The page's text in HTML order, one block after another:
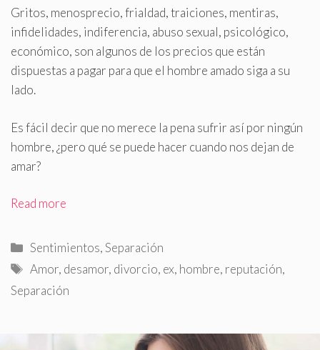
Gritos, menosprecio, frialdad, traiciones, mentiras,
infidelidades, indiferencia, abuso sexual, psicológico,
económico, son algunos de los precios que están
dispuestas a pagar para que el hombre amado siga a su
lado.
Es fácil decir que no merece la pena sufrir así por ningún
hombre, ¿pero qué se puede hacer cuando nos dejan de
amar?
Read more
Categorías
Sentimientos,Separación
Etiquetas
Amor, desamor, divorcio, ex, hombre, reputación,
Separación